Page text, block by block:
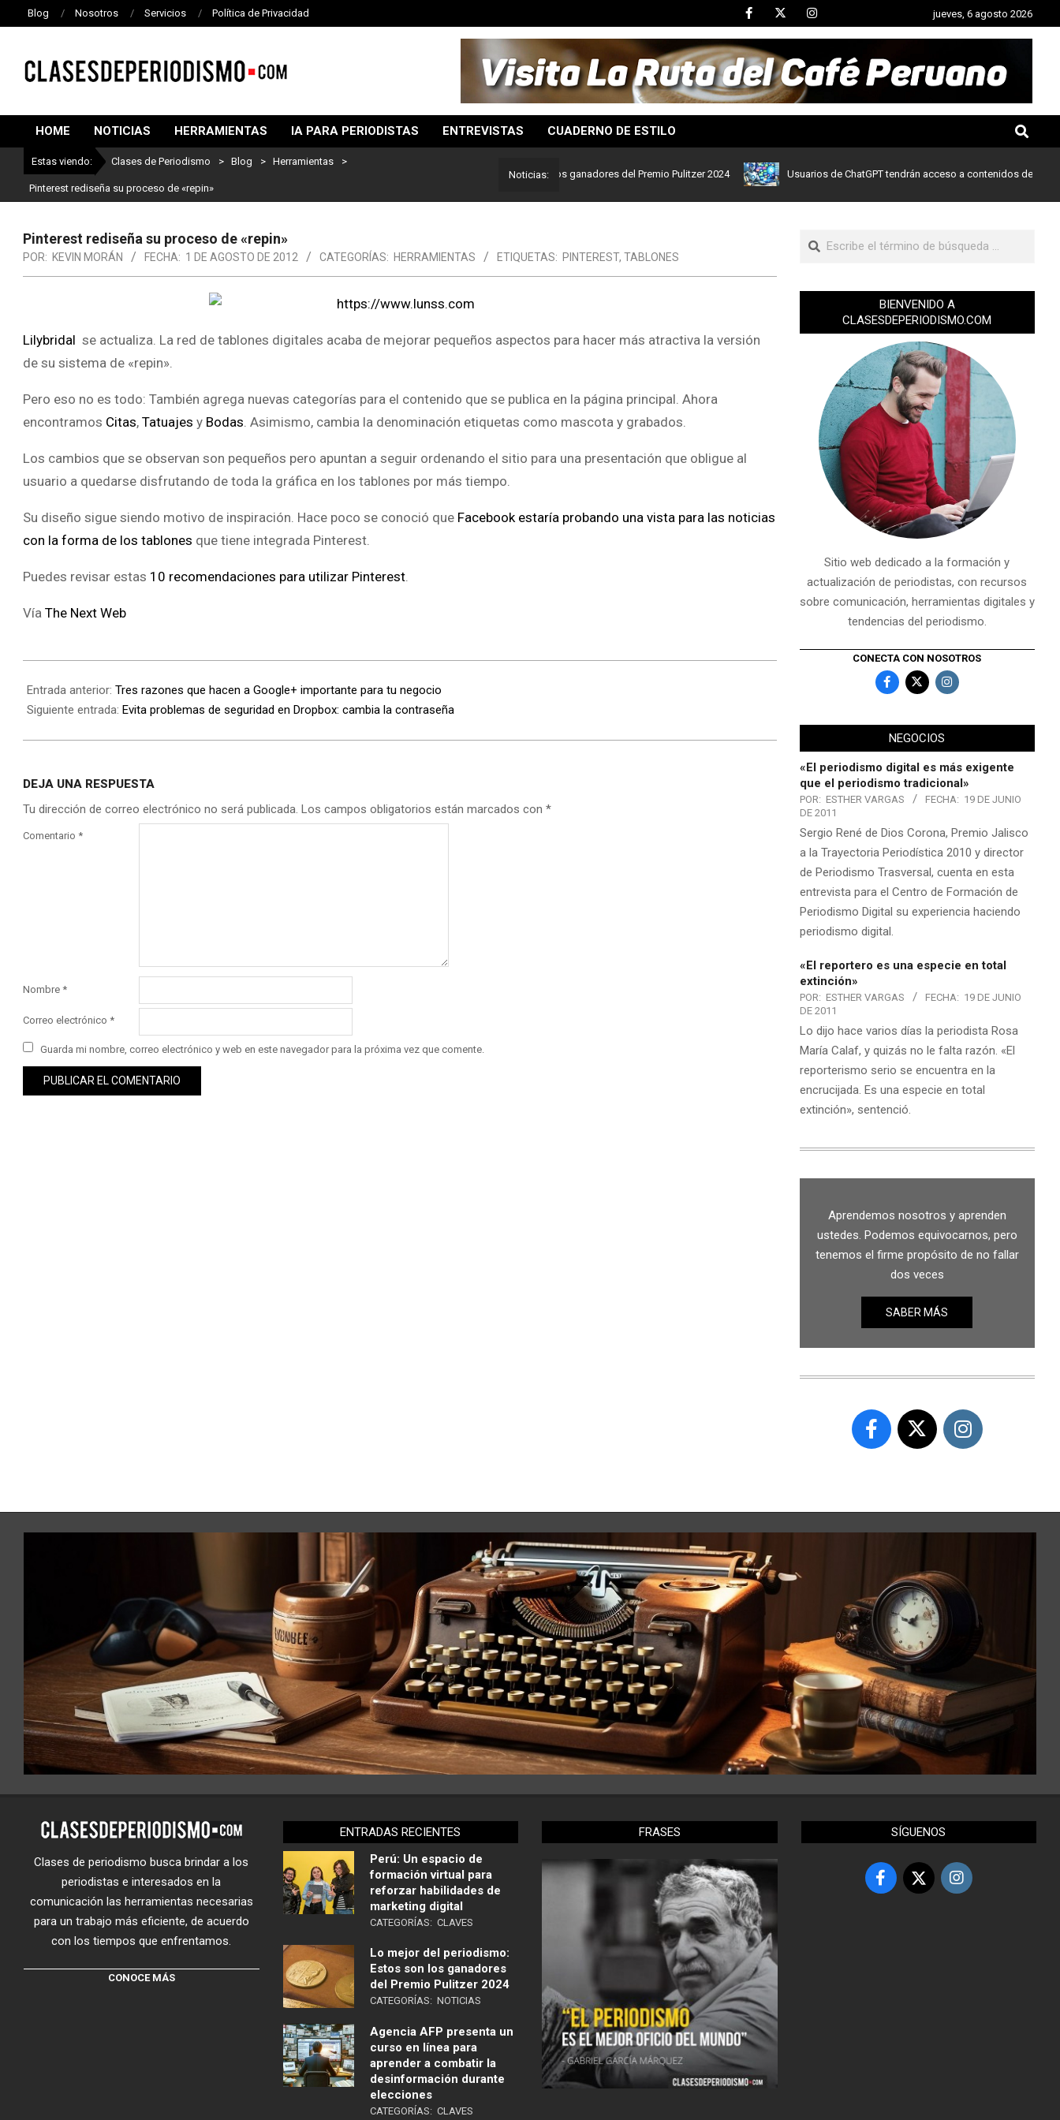
Blog Nosotros Servicios Política de Privacidad jueves, 6 agosto 2026
DE
PERIODISMO
HOME NOTICIAS HERRAMIENTAS IA PARA PERIODISTAS ENTREVISTAS CUADERNO DE ESTILO
Estas viendo: Clases de Periodismo > Blog > Herramientas >
Pinterest rediseña su proceso de «repin»
Noticias:
Lo mejor del periodismo: Estos son los ganadores del Premio Pulitzer 2024 Usuarios de ChatGPT tendrán acceso a contenidos de noticias de
Pinterest rediseña su proceso de «repin»
POR: KEVIN MORÁN FECHA: 1 DE AGOSTO DE 2012 CATEGORÍAS: HERRAMIENTAS ETIQUETAS: PINTEREST, TABLONES
Lilybridal se actualiza. La red de tablones digitales acaba de mejorar pequeños aspectos para hacer más atractiva la versión
de su sistema de «repin».
Pero eso no es todo: También agrega nuevas categorías para el contenido que se publica en la página principal. Ahora
encontramos Citas, Tatuajes y Bodas. Asimismo, cambia la denominación etiquetas como mascota y grabados.
Los cambios que se observan son pequeños pero apuntan a seguir ordenando el sitio para una presentación que obligue al
usuario a quedarse disfrutando de toda la gráfica en los tablones por más tiempo.
Su diseño sigue siendo motivo de inspiración. Hace poco se conoció que Facebook estaría probando una vista para las noticias
con la forma de los tablones que tiene integrada Pinterest.
Puedes revisar estas 10 recomendaciones para utilizar Pinterest.
Vía The Next Web
Entrada anterior: Tres razones que hacen a Google+ importante para tu negocio
Siguiente entrada: Evita problemas de seguridad en Dropbox: cambia la contraseña
DEJA UNA RESPUESTA
Tu dirección de correo electrónico no será publicada. Los campos obligatorios están marcados con *
Comentario *
Nombre *
Correo electrónico *
Guarda mi nombre, correo electrónico y web en este navegador para la próxima vez que comente.
BIENVENIDO A
CLASESDEPERIODISMO.COM
Sitio web dedicado a la formación y
actualización de periodistas, con recursos
sobre comunicación, herramientas digitales y
tendencias del periodismo.
CONECTA CON NOSOTROS
NEGOCIOS
«El periodismo digital es más exigente
que el periodismo tradicional»
POR: ESTHER VARGAS FECHA: 19 DE JUNIO
DE 2011
Sergio René de Dios Corona, Premio Jalisco
a la Trayectoria Periodística 2010 y director
de Periodismo Trasversal, cuenta en esta
entrevista para el Centro de Formación de
Periodismo Digital su experiencia haciendo
periodismo digital.
«El reportero es una especie en total
extinción»
POR: ESTHER VARGAS FECHA: 19 DE JUNIO
DE 2011
Lo dijo hace varios días la periodista Rosa
María Calaf, y quizás no le falta razón. «El
reporterismo serio se encuentra en la
encrucijada. Es una especie en total
extinción», sentenció.
Aprendemos nosotros y aprenden
ustedes. Podemos equivocarnos, pero
tenemos el firme propósito de no fallar
dos veces
SABER MÁS
Clases de periodismo busca brindar a los
periodistas e interesados en la
comunicación las herramientas necesarias
para un trabajo más eficiente, de acuerdo
con los tiempos que enfrentamos.
CONOCE MÁS
ENTRADAS RECIENTES
Perú: Un espacio de
formación virtual para
reforzar habilidades de
marketing digital
CATEGORÍAS: CLAVES
Lo mejor del periodismo:
Estos son los ganadores
del Premio Pulitzer 2024
CATEGORÍAS: NOTICIAS
Agencia AFP presenta un
curso en línea para
aprender a combatir la
desinformación durante
elecciones
CATEGORÍAS: CLAVES
FRASES SÍGUENOS